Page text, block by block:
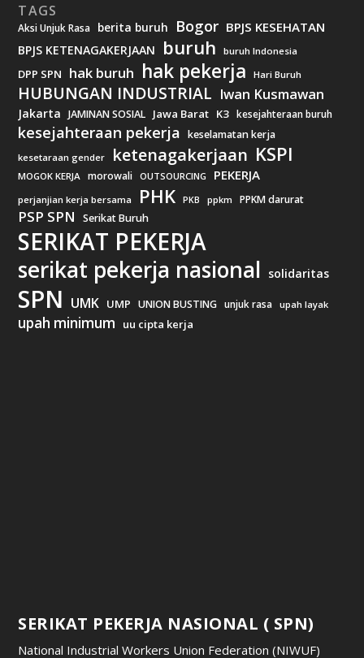
TAGS
Aksi Unjuk Rasa berita buruh Bogor BPJS KESEHATAN
BPJS KETENAGAKERJAAN buruh buruh Indonesia
DPP SPN hak buruh hak pekerja Hari Buruh
HUBUNGAN INDUSTRIAL Iwan Kusmawan
Jakarta JAMINAN SOSIAL Jawa Barat K3 kesejahteraan buruh
kesejahteraan pekerja keselamatan kerja
kesetaraan gender ketenagakerjaan KSPI
MOGOK KERJA morowali OUTSOURCING PEKERJA
perjanjian kerja bersama PHK PKB ppkm PPKM darurat
PSP SPN Serikat Buruh
SERIKAT PEKERJA
serikat pekerja nasional solidaritas
SPN UMK UMP UNION BUSTING unjuk rasa upah layak
upah minimum uu cipta kerja
SERIKAT PEKERJA NASIONAL ( SPN)
National Industrial Workers Union Federation (NIWUF)